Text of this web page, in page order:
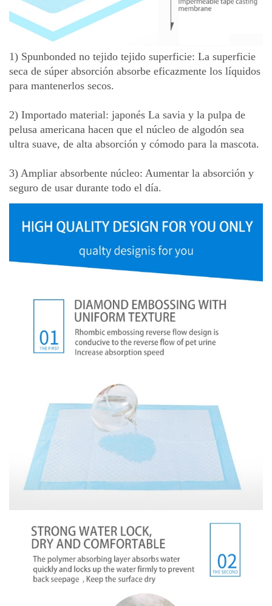
1) Spunbonded no tejido tejido superficie: La superficie
seca de súper absorción absorbe eficazmente los líquidos
para mantenerlos secos.
2) Importado material: japonés La savia y la pulpa de
pelusa americana hacen que el núcleo de algodón sea
ultra suave, de alta absorción y cómodo para la mascota.
3) Ampliar absorbente núcleo: Aumentar la absorción y
seguro de usar durante todo el día.